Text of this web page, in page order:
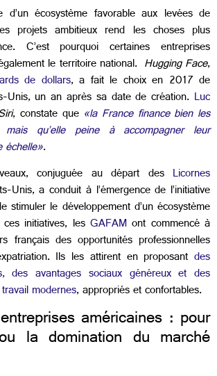
d’un écosystème favorable aux levées de
projets ambitieux rend les choses plus
C’est pourquoi certaines entreprises
le territoire national. Hugging Face,
de dollars, a fait le choix en 2017 de
Unis, un an après sa date de création. Luc
, constate que «la France finance bien les
mais qu’elle peine à accompagner leur
échelle».
conjuguée au départ des Licornes
Unis, a conduit à l’émergence de l’initiative
stimuler le développement d’un écosystème
initiatives, lesGAFAM ont commencé à
français des opportunités professionnelles
Ils les attirent en proposant des
des avantages sociaux généreux et des
modernes, appropriés et confortables.
américaines : pour
la domination du marché